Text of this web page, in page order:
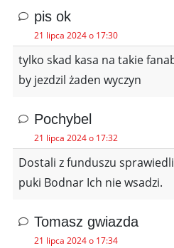
pis ok
21 lipca 2024 o 17:30
tylko skad kasa na takie
by jezdzil żaden wyczyn
Pochybel
21 lipca 2024 o 17:32
Dostali z funduszu
puki Bodnar Ich nie wsadzi.
Tomasz gwiazda
21 lipca 2024 o 17:34